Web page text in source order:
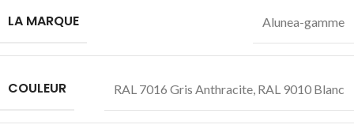
LA MARQUE Alunea-gamme
COULEUR RAL 7016 Gris Anthracite, RAL 9010 Blanc